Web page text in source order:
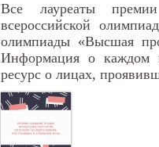
Все лауреаты
всероссийской
олимпиады «Высшая
Информация о каждом
ресурс о лицах,